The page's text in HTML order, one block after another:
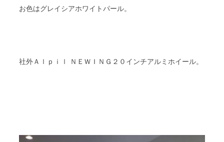
お色はグレイシアホワイトパール。
社外Ａｌｐｉｌ ＮＥＷＩＮＧ２０インチアルミホイール。